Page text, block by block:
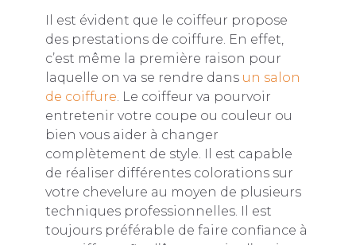
Il est évident que le coiffeur propose
des prestations de coiffure. En effet,
c’est même la première raison pour
laquelle on va se rendre dans un salon
de coiffure. Le coiffeur va pourvoir
entretenir votre coupe ou couleur ou
bien vous aider à changer
complètement de style. Il est capable
de réaliser différentes colorations sur
votre chevelure au moyen de plusieurs
techniques professionnelles. Il est
toujours préférable de faire confiance à